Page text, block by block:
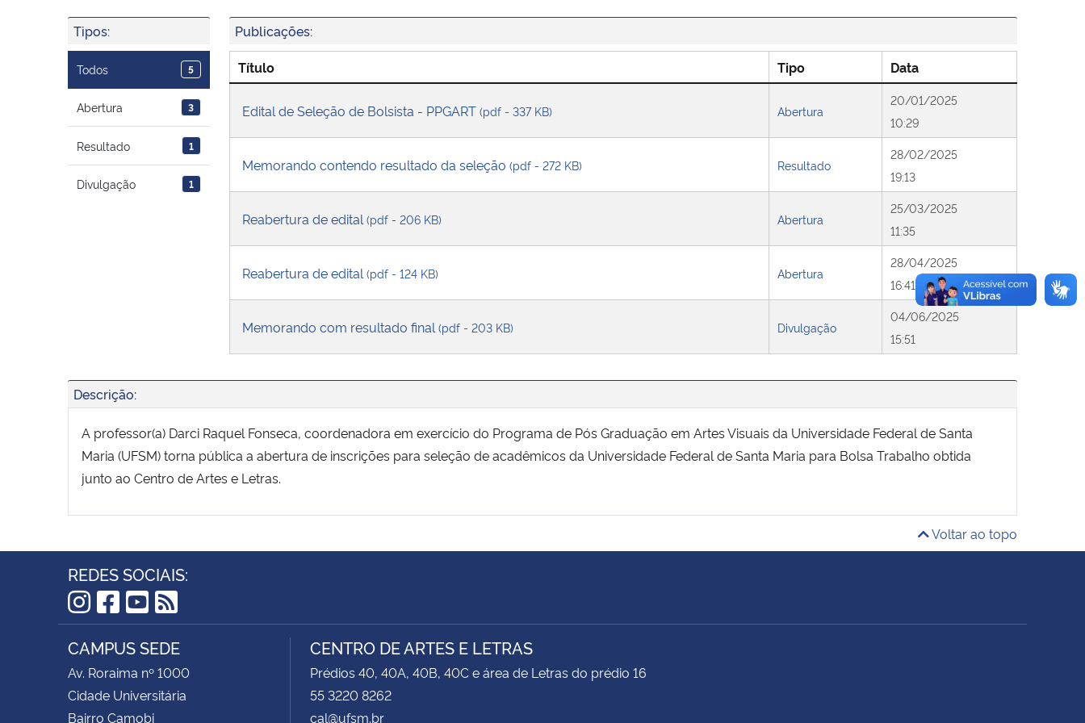
Tipos:
Todos 5
Abertura 3
Resultado 1
Divulgação 1
Publicações:
Título Tipo Data
Edital de Seleção de Bolsista - PPGART (pdf - 337 KB) Abertura
20/01/2025
10:29
Memorando contendo resultado da seleção (pdf - 272 KB) Resultado
28/02/2025
19:13
Reabertura de edital (pdf - 206 KB) Abertura
25/03/2025
11:35
Reabertura de edital (pdf - 124 KB) Abertura
28/04/2025
16:41
Memorando com resultado final (pdf - 203 KB) Divulgação
04/06/2025
15:51
Descrição:
A professor(a) Darci Raquel Fonseca, coordenadora em exercício do Programa de Pós Graduação em Artes Visuais da Universidade Federal de Santa
Maria (UFSM) torna pública a abertura de inscrições para seleção de acadêmicos da Universidade Federal de Santa Maria para Bolsa Trabalho obtida
junto ao Centro de Artes e Letras.
Voltar ao topo
REDES SOCIAIS:
Instagram
Facebook
YouTube
RSS
CAMPUS SEDE
Av. Roraima nº 1000
Cidade Universitária
Bairro Camobi
CENTRO DE ARTES E LETRAS
Prédios 40, 40A, 40B, 40C e área de Letras do prédio 16
55 3220 8262
cal@ufsm.br